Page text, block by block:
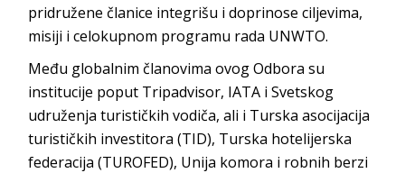
pridružene članice integrišu i doprinose ciljevima,
misiji i celokupnom programu rada UNWTO.
Među globalnim članovima ovog Odbora su
institucije poput Tripadvisor, IATA i Svetskog
udruženja turističkih vodiča, ali i Turska asocijacija
turističkih investitora (TID), Turska hotelijerska
federacija (TUROFED), Unija komora i robnih berzi